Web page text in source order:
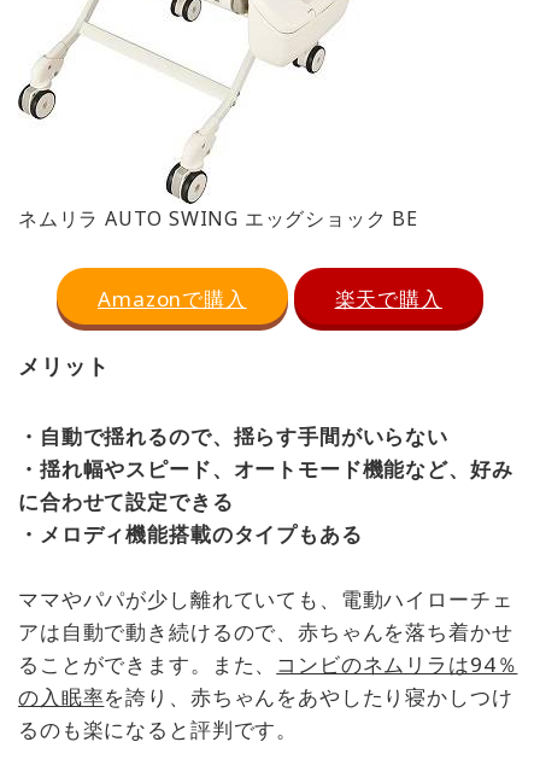
ネムリラ AUTO SWING エッグショック BE
Amazonで購入 楽天で購入
メリット
・自動で揺れるので、揺らす手間がいらない
・揺れ幅やスピード、オートモード機能など、好み
に合わせて設定できる
・メロディ機能搭載のタイプもある
ママやパパが少し離れていても、電動ハイローチェ
アは自動で動き続けるので、赤ちゃんを落ち着かせ
ることができます。また、 コンビのネムリラは94％
の入眠率を誇り、赤ちゃんをあやしたり寝かしつけ
るのも楽になると評判です。